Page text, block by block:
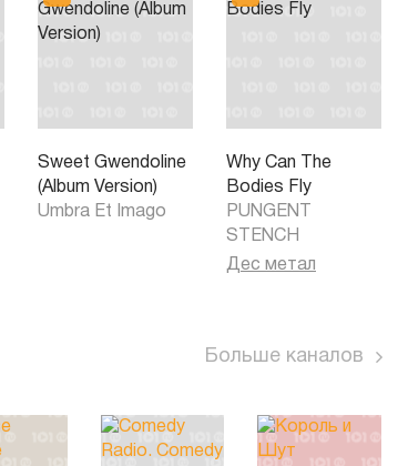
Sweet Gwendoline
(Album Version)
Umbra Et Imago
Why Can The
Bodies Fly
PUNGENT
STENCH
Дес метал
Больше каналов